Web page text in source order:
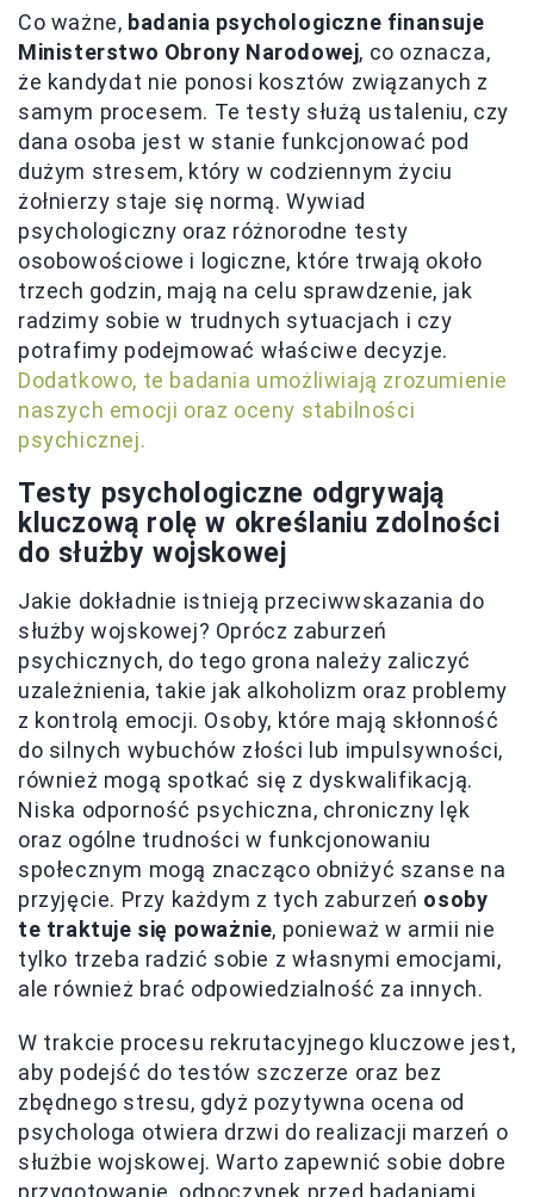
Co ważne, badania psychologiczne finansuje
Ministerstwo Obrony Narodowej, co oznacza,
że kandydat nie ponosi kosztów związanych z
samym procesem. Te testy służą ustaleniu, czy
dana osoba jest w stanie funkcjonować pod
dużym stresem, który w codziennym życiu
żołnierzy staje się normą. Wywiad
psychologiczny oraz różnorodne testy
osobowościowe i logiczne, które trwają około
trzech godzin, mają na celu sprawdzenie, jak
radzimy sobie w trudnych sytuacjach i czy
potrafimy podejmować właściwe decyzje.
Dodatkowo, te badania umożliwiają zrozumienie
naszych emocji oraz oceny stabilności
psychicznej.
Testy psychologiczne odgrywają
kluczową rolę w określaniu zdolności
do służby wojskowej
Jakie dokładnie istnieją przeciwwskazania do
służby wojskowej? Oprócz zaburzeń
psychicznych, do tego grona należy zaliczyć
uzależnienia, takie jak alkoholizm oraz problemy
z kontrolą emocji. Osoby, które mają skłonność
do silnych wybuchów złości lub impulsywności,
również mogą spotkać się z dyskwalifikacją.
Niska odporność psychiczna, chroniczny lęk
oraz ogólne trudności w funkcjonowaniu
społecznym mogą znacząco obniżyć szanse na
przyjęcie. Przy każdym z tych zaburzeń osoby
te traktuje się poważnie, ponieważ w armii nie
tylko trzeba radzić sobie z własnymi emocjami,
ale również brać odpowiedzialność za innych.
W trakcie procesu rekrutacyjnego kluczowe jest,
aby podejść do testów szczerze oraz bez
zbędnego stresu, gdyż pozytywna ocena od
psychologa otwiera drzwi do realizacji marzeń o
służbie wojskowej. Warto zapewnić sobie dobre
przygotowanie, odpoczynek przed badaniami